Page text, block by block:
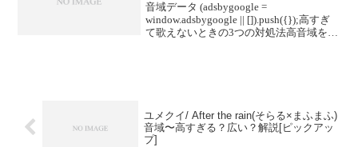
音域データ (adsbygoogle =
window.adsbygoogle || []).push({});高すぎ
て歌えないときの3つの対処法高音域を広
ユメクイ/ After the rain(そらる×まふまふ)
音域〜高すぎる？広い？解説[ピックアッ
プ]